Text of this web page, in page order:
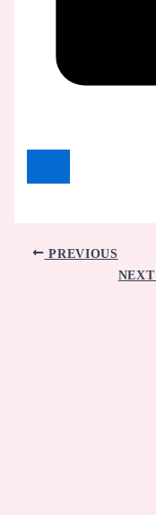
PREVIOUS
NEXT